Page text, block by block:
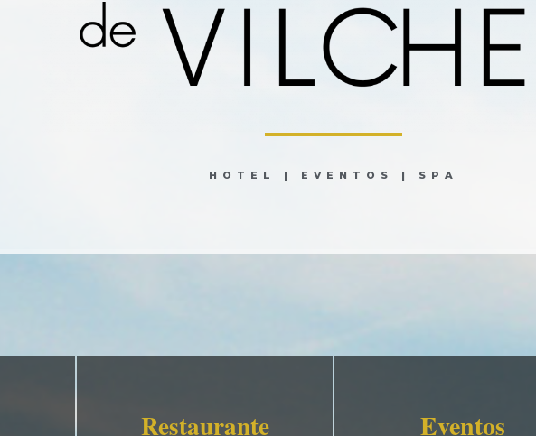
HOTEL | EVENTOS | SPA
Restaurante Eventos